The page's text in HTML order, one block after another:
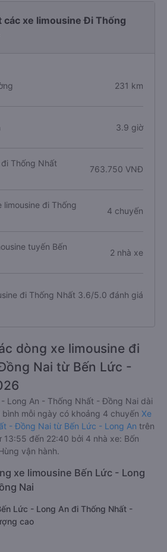
các xe limousine Đi Thống
231 km
3.9 giờ
Thống Nhất
763.750 VNĐ
limousine đi Thống
4 chuyến
tuyến Bến
2 nhà xe
đi Thống Nhất 3.6/5.0 đánh giá
dòng xe limousine đi
Nai từ Bến Lức -
Long An - Thống Nhất - Đồng Nai dài
mỗi ngày có khoảng 4 chuyến Xe
- Đồng Nai từ Bến Lức - Long An trên
13:55 đến 22:40 bởi 4 nhà xe: Bốn
vận hành.
xe limousine Bến Lức - Long
Nai
Lức - Long An đi Thống Nhất -
cao